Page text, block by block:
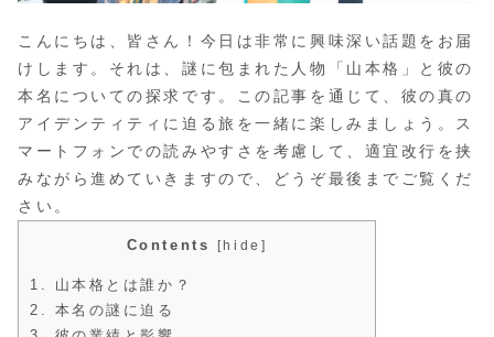
こんにちは、皆さん！今日は非常に興味深い話題をお届
けします。それは、謎に包まれた人物「山本格」と彼の
本名についての探求です。この記事を通じて、彼の真の
アイデンティティに迫る旅を一緒に楽しみましょう。ス
マートフォンでの読みやすさを考慮して、適宜改行を挟
みながら進めていきますので、どうぞ最後までご覧くだ
さい。
Contents [ hide ]
1.
山本格とは誰か？
2.
本名の謎に迫る